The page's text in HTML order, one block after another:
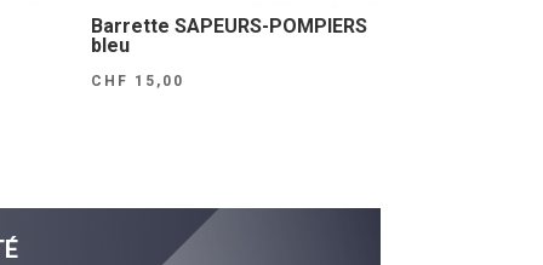
Barrette SAPEURS-POMPIERS
bleu
CHF 15,00